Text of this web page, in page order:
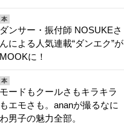
本
ダンサー・振付師 NOSUKEさ
んによる人気連載“ダンエク”が
MOOKに！
本
モードもクールさもキラキラ
もエモさも。ananが撮るなに
わ男子の魅力全部。